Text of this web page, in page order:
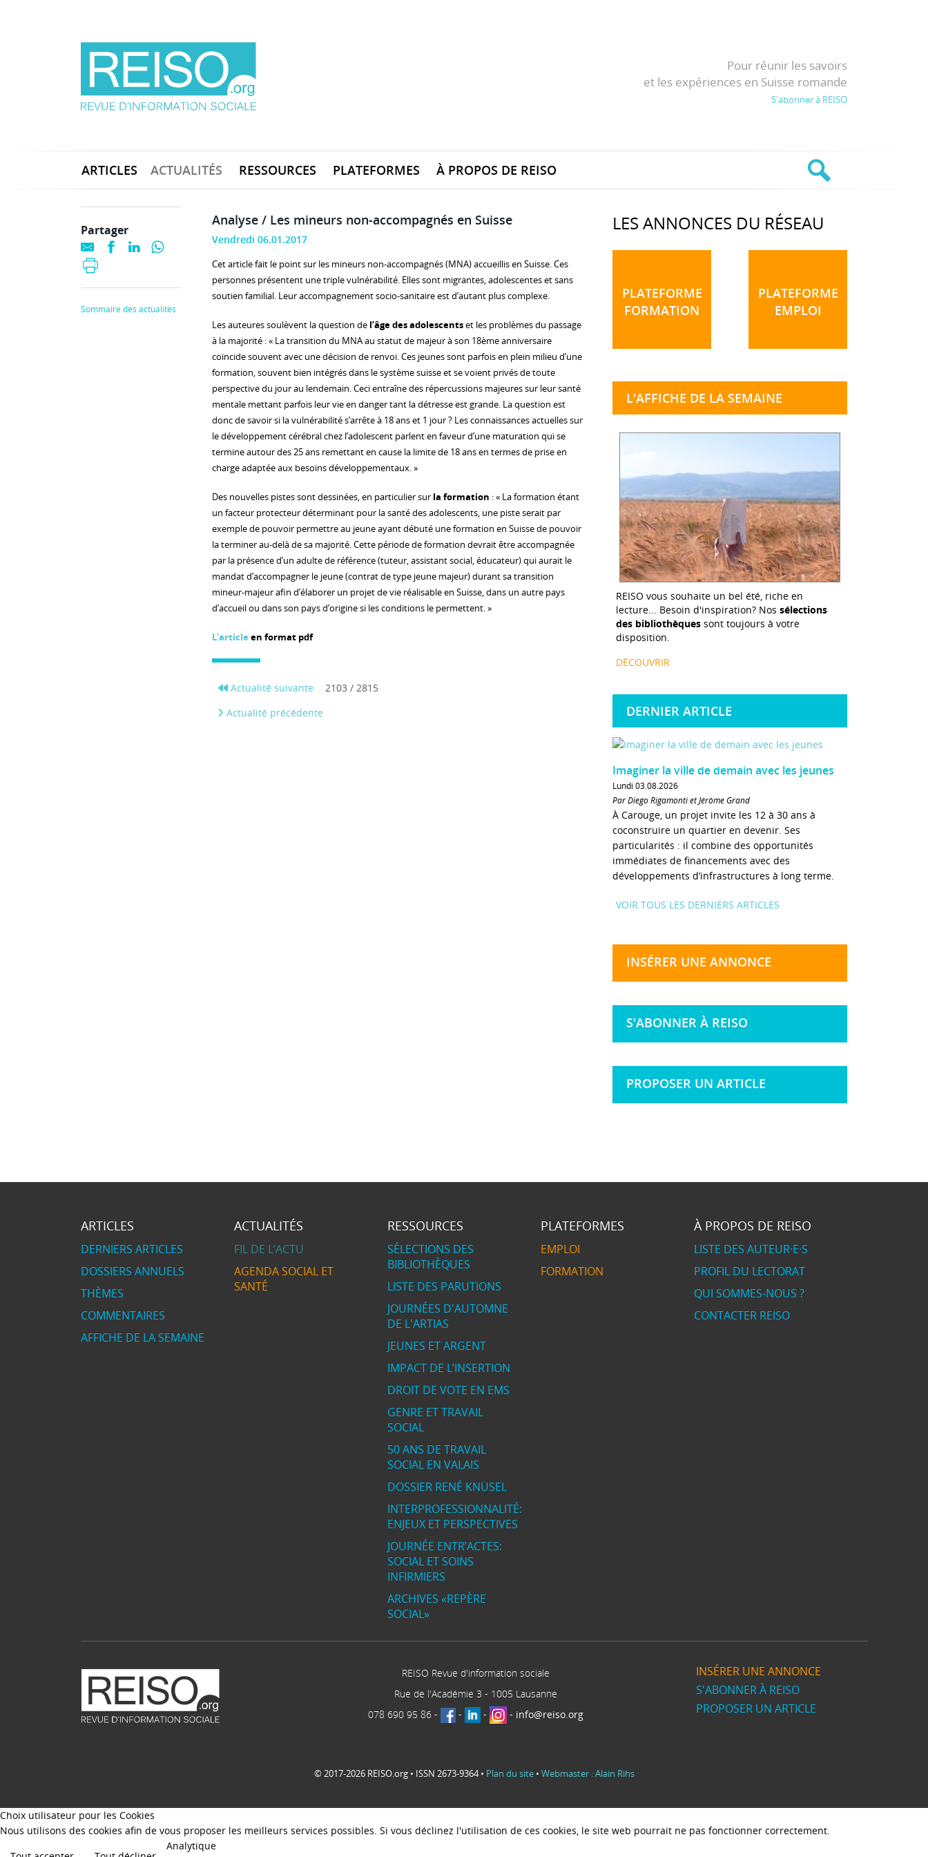
Pour réunir les savoirs
et les expériences en Suisse romande
S'abonner à REISO
ARTICLES ACTUALITÉS RESSOURCES PLATEFORMES À PROPOS DE REISO
Analyse / Les mineurs non-accompagnés en Suisse
Vendredi 06.01.2017
Cet article fait le point sur les mineurs non-accompagnés (MNA) accueillis en Suisse. Ces
personnes présentent une triple vulnérabilité. Elles sont migrantes, adolescentes et sans
soutien familial. Leur accompagnement socio-sanitaire est d’autant plus complexe.
Les auteures soulèvent la question de l’âge des adolescentset les problèmes du passage
à la majorité : « La transition du MNA au statut de majeur à son 18ème anniversaire
coïncide souvent avec une décision de renvoi. Ces jeunes sont parfois en plein milieu d’une
formation, souvent bien intégrés dans le système suisse et se voient privés de toute
perspective du jour au lendemain. Ceci entraîne des répercussions majeures sur leur santé
mentale mettant parfois leur vie en danger tant la détresse est grande. La question est
donc de savoir si la vulnérabilité s’arrête à 18 ans et 1 jour ? Les connaissances actuelles sur
le développement cérébral chez l’adolescent parlent en faveur d’une maturation qui se
termine autour des 25 ans remettant en cause la limite de 18 ans en termes de prise en
charge adaptée aux besoins développementaux. »
Des nouvelles pistes sont dessinées, en particulier sur la formation : « La formation étant
un facteur protecteur déterminant pour la santé des adolescents, une piste serait par
exemple de pouvoir permettre au jeune ayant débuté une formation en Suisse de pouvoir
la terminer au-delà de sa majorité. Cette période de formation devrait être accompagnée
par la présence d’un adulte de référence (tuteur, assistant social, éducateur) qui aurait le
mandat d’accompagner le jeune (contrat de type jeune majeur) durant sa transition
mineur-majeur afin d’élaborer un projet de vie réalisable en Suisse, dans un autre pays
d’accueil ou dans son pays d’origine si les conditions le permettent. »
L’article en format pdf
Actualité suivante
2103 / 2815
Actualité précédente
Partager
Sommaire des actualités
LES ANNONCES DU RÉSEAU
PLATEFORME
FORMATION
PLATEFORME
EMPLOI
L'AFFICHE DE LA SEMAINE
REISO vous souhaite un bel été, riche en
lecture... Besoin d'inspiration? Nos sélections
des bibliothèques sont toujours à votre
disposition.
DÉCOUVRIR
DERNIER ARTICLE
Imaginer la ville de demain avec les jeunes
Lundi 03.08.2026
Par Diego Rigamonti et Jérôme Grand
À Carouge, un projet invite les 12 à 30 ans à
coconstruire un quartier en devenir. Ses
particularités : il combine des opportunités
immédiates de financements avec des
développements d’infrastructures à long terme.
VOIR TOUS LES DERNIERS ARTICLES
INSÉRER UNE ANNONCE
S'ABONNER À REISO
PROPOSER UN ARTICLE
ARTICLES
DERNIERS ARTICLES
DOSSIERS ANNUELS
THÈMES
COMMENTAIRES
AFFICHE DE LA SEMAINE
ACTUALITÉS
FIL DE L’ACTU
AGENDA SOCIAL ET
SANTÉ
RESSOURCES
SÉLECTIONS DES
BIBLIOTHÈQUES
LISTE DES PARUTIONS
JOURNÉES D'AUTOMNE
DE L'ARTIAS
JEUNES ET ARGENT
IMPACT DE L’INSERTION
DROIT DE VOTE EN EMS
GENRE ET TRAVAIL
SOCIAL
50 ANS DE TRAVAIL
SOCIAL EN VALAIS
DOSSIER RENÉ KNÜSEL
INTERPROFESSIONNALITÉ:
ENJEUX ET PERSPECTIVES
JOURNÉE ENTR’ACTES:
SOCIAL ET SOINS
INFIRMIERS
ARCHIVES «REPÈRE
SOCIAL»
PLATEFORMES
EMPLOI
FORMATION
À PROPOS DE REISO
LISTE DES AUTEUR·E·S
PROFIL DU LECTORAT
QUI SOMMES-NOUS ?
CONTACTER REISO
REISO Revue d'information sociale
Rue de l'Académie 3 - 1005 Lausanne
078 690 95 86 - - - - info@reiso.org
INSÉRER UNE ANNONCE
S'ABONNER À REISO
PROPOSER UN ARTICLE
© 2017-2026 REISO.org • ISSN 2673-9364 • Plan du site • Webmaster : Alain Rihs
Choix utilisateur pour les Cookies
Nous utilisons des cookies afin de vous proposer les meilleurs services possibles. Si vous déclinez l'utilisation de ces cookies, le site web pourrait ne pas fonctionner correctement.
Analytique